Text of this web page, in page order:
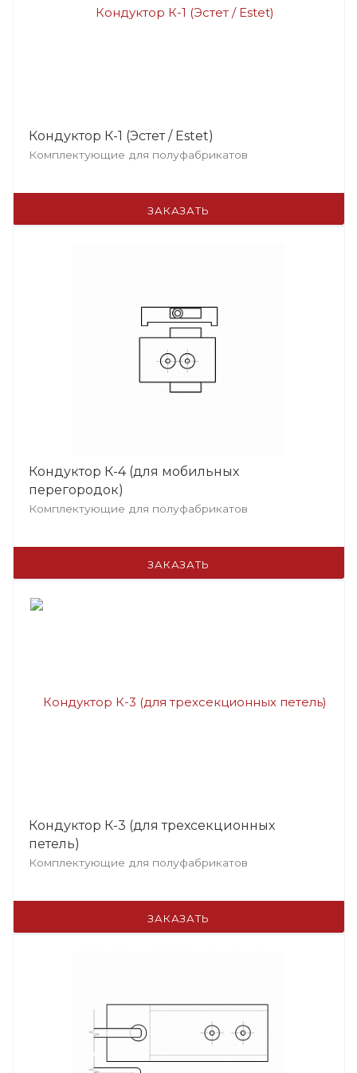
Кондуктор К-1 (Эстет / Estet)
Комплектующие для полуфабрикатов
ЗАКАЗАТЬ
Кондуктор К-4 (для мобильных
перегородок)
Комплектующие для полуфабрикатов
ЗАКАЗАТЬ
Кондуктор К-3 (для трехсекционных
петель)
Комплектующие для полуфабрикатов
ЗАКАЗАТЬ